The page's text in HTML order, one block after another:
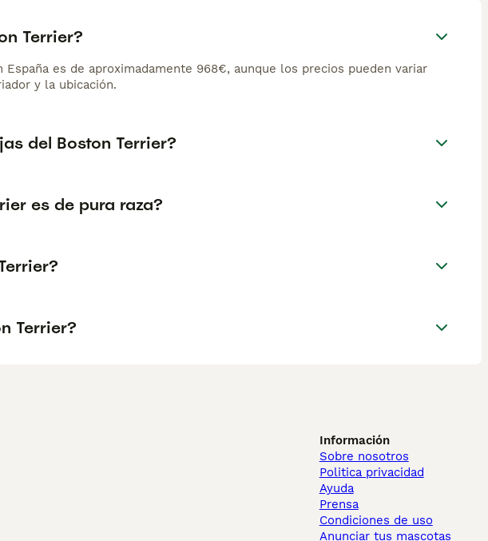
Terrier?
es de aproximadamente 968€, aunque los precios pueden variar
y la ubicación.
del Boston Terrier?
es de pura raza?
Terrier?
Información
Sobre nosotros
Politica privacidad
Ayuda
Prensa
Condiciones de uso
Anunciar tus mascotas